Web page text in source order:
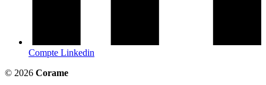
Compte Linkedin
© 2026 Corame